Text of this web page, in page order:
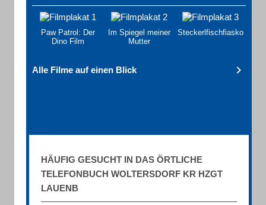
Paw Patrol: Der
Dino Film
Im Spiegel meiner
Mutter
Steckerlfischfiasko
Alle Filme auf einen Blick
HÄUFIG GESUCHT IN DAS ÖRTLICHE
TELEFONBUCH WOLTERSDORF KR HZGT
LAUENB